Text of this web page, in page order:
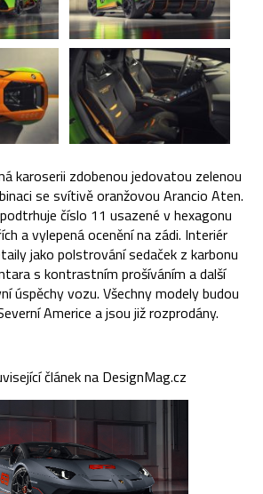
karoserii zdobenou jedovatou zelenou
se svítivě oranžovou Arancio Aten.
číslo 11 usazené v hexagonu
a vylepená ocenění na zádi. Interiér
jako polstrování sedaček z karbonu
s kontrastním prošíváním a další
úspěchy vozu. Všechny modely budou
Americe a jsou již rozprodány.
článek na DesignMag.cz